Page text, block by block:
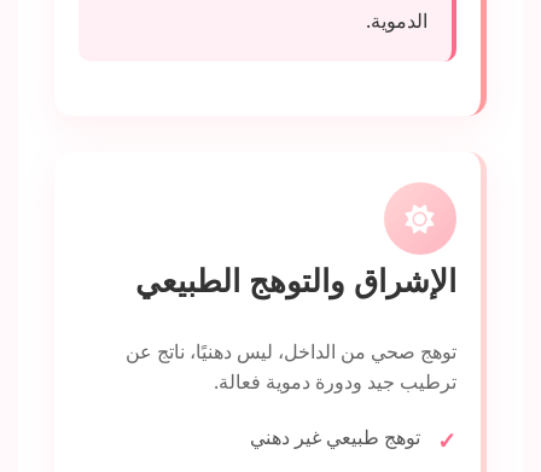
الدموية.
الإشراق والتوهج الطبيعي
توهج صحي من الداخل، ليس دهنيًا، ناتج عن
ترطيب جيد ودورة دموية فعالة.
توهج طبيعي غير دهني